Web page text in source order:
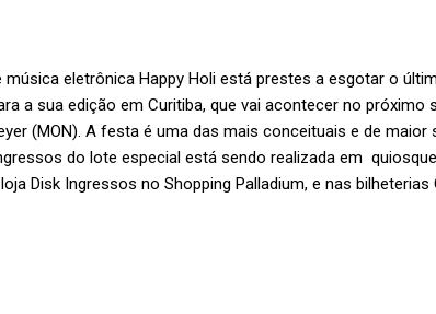
música eletrônica Happy Holi está prestes a esgotar o
a sua edição em Curitiba, que vai acontecer no próximo
(MON). A festa é uma das mais conceituais e de maior
do lote especial está sendo realizada em
Disk Ingressos no Shopping Palladium, e nas bilheterias
O festival conta em seu line-up com Felguk (única